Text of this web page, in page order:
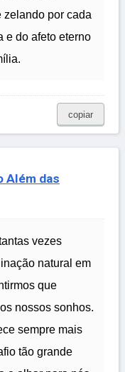
zelando por cada
e do afeto eterno
copiar
Além das
vezes
natural em
que
nossos sonhos.
sempre mais
tão grande